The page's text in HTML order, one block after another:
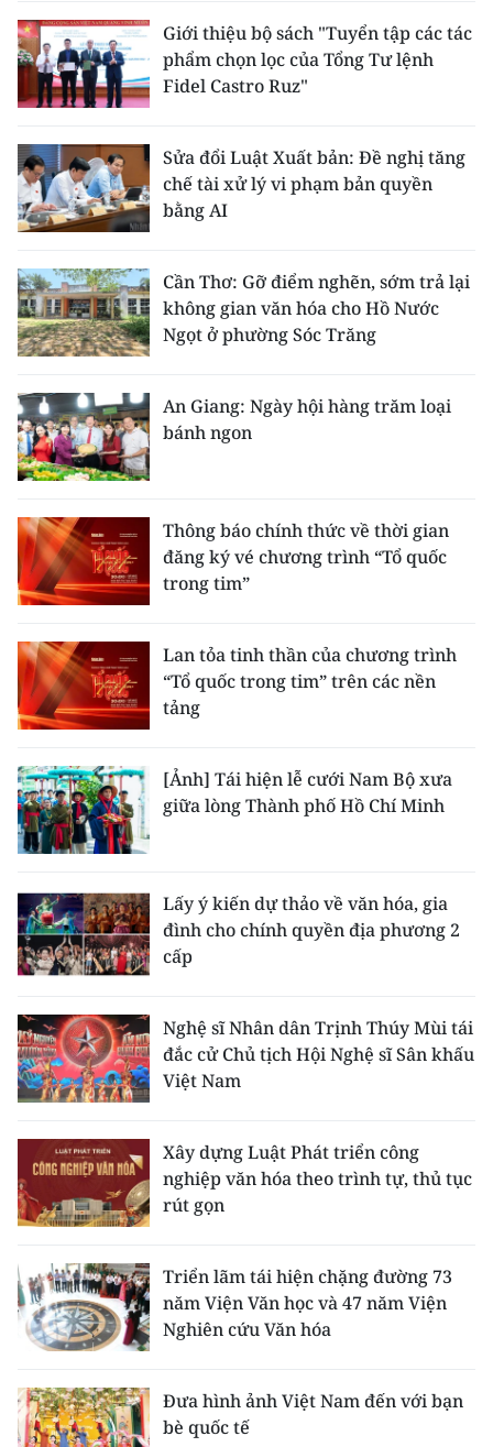
Giới thiệu bộ sách "Tuyển tập các tác
phẩm chọn lọc của Tổng Tư lệnh
Fidel Castro Ruz"
Sửa đổi Luật Xuất bản: Đề nghị tăng
chế tài xử lý vi phạm bản quyền
bằng AI
Cần Thơ: Gỡ điểm nghẽn, sớm trả lại
không gian văn hóa cho Hồ Nước
Ngọt ở phường Sóc Trăng
An Giang: Ngày hội hàng trăm loại
bánh ngon
Thông báo chính thức về thời gian
đăng ký vé chương trình “Tổ quốc
trong tim”
Lan tỏa tinh thần của chương trình
“Tổ quốc trong tim” trên các nền
tảng
[Ảnh] Tái hiện lễ cưới Nam Bộ xưa
giữa lòng Thành phố Hồ Chí Minh
Lấy ý kiến dự thảo về văn hóa, gia
đình cho chính quyền địa phương 2
cấp
Nghệ sĩ Nhân dân Trịnh Thúy Mùi tái
đắc cử Chủ tịch Hội Nghệ sĩ Sân khấu
Việt Nam
Xây dựng Luật Phát triển công
nghiệp văn hóa theo trình tự, thủ tục
rút gọn
Triển lãm tái hiện chặng đường 73
năm Viện Văn học và 47 năm Viện
Nghiên cứu Văn hóa
Đưa hình ảnh Việt Nam đến với bạn
bè quốc tế